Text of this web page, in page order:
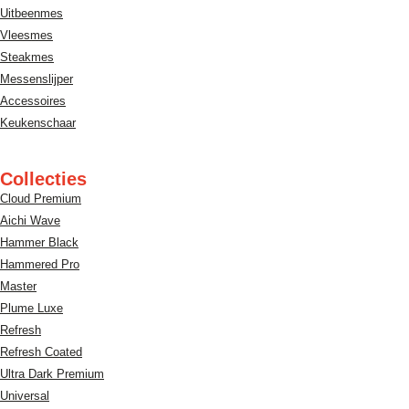
Uitbeenmes
Vleesmes
Steakmes
Messenslijper
Accessoires
Keukenschaar
Collecties
Cloud Premium
Aichi Wave
Hammer Black
Hammered Pro
Master
Plume Luxe
Refresh
Refresh Coated
Ultra Dark Premium
Universal